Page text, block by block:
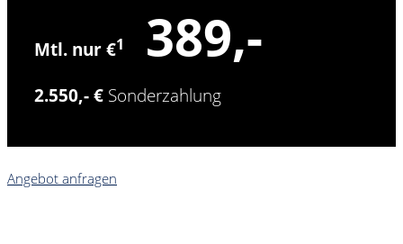
Mtl. nur €1 389,-
2.550,- € Sonderzahlung
Angebot anfragen